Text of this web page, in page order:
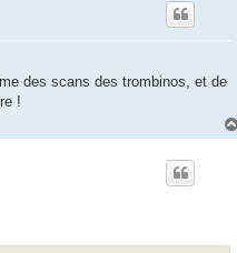
des scans des trombinos, et de
!